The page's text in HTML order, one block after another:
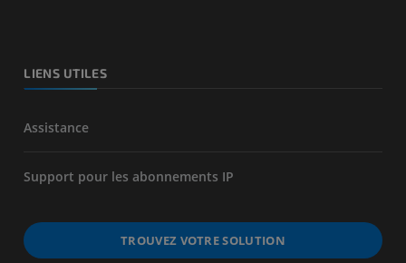
LIENS UTILES
Assistance
Support pour les abonnements IP
TROUVEZ VOTRE SOLUTION